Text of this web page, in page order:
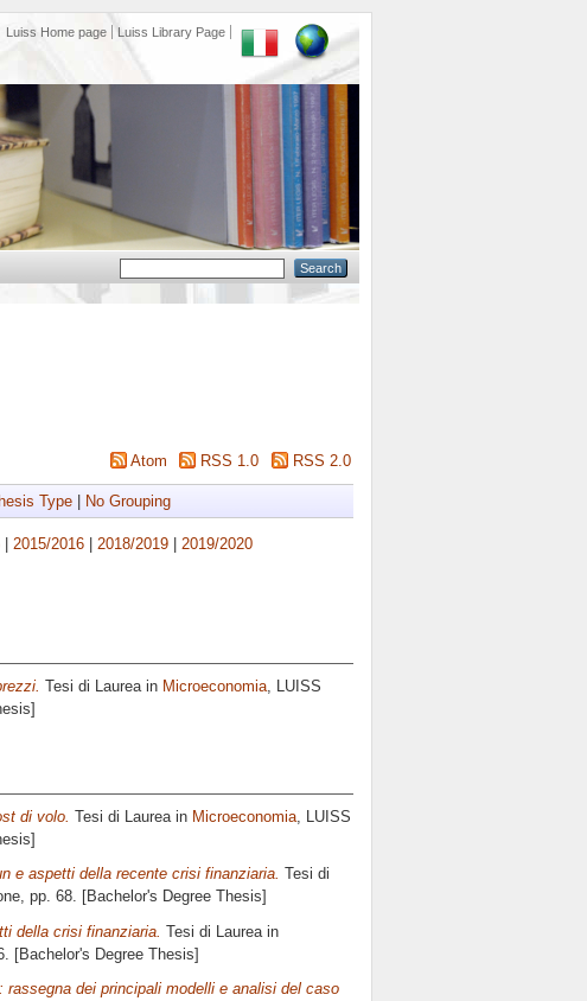
Luiss Home page Luiss Library Page
Atom RSS 1.0 RSS 2.0
Type No Grouping
2015/2016 2018/2019 2019/2020
Tesi di Laurea in Microeconomia , LUISS
di volo. Tesi di Laurea in Microeconomia , LUISS
e aspetti della recente crisi finanziaria. Tesi di
, pp. 68. [Bachelor's Degree Thesis]
della crisi finanziaria. Tesi di Laurea in
[Bachelor's Degree Thesis]
rassegna dei principali modelli e analisi del caso